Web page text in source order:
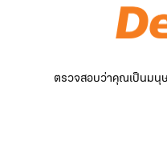
ตรวจสอบว่าคุณเป็นมนุ